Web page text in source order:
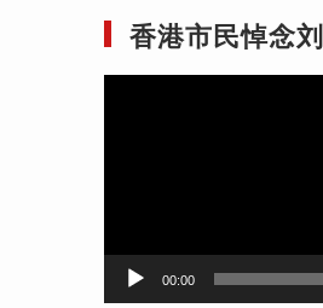
香港市民悼念
00:00